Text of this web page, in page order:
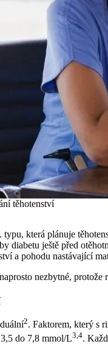
těhotenství
která plánuje
diabetu ještě před
a pohodu nastávající
nezbytné,
2. Faktorem, který s
do 7,8 mmol/L3,4.